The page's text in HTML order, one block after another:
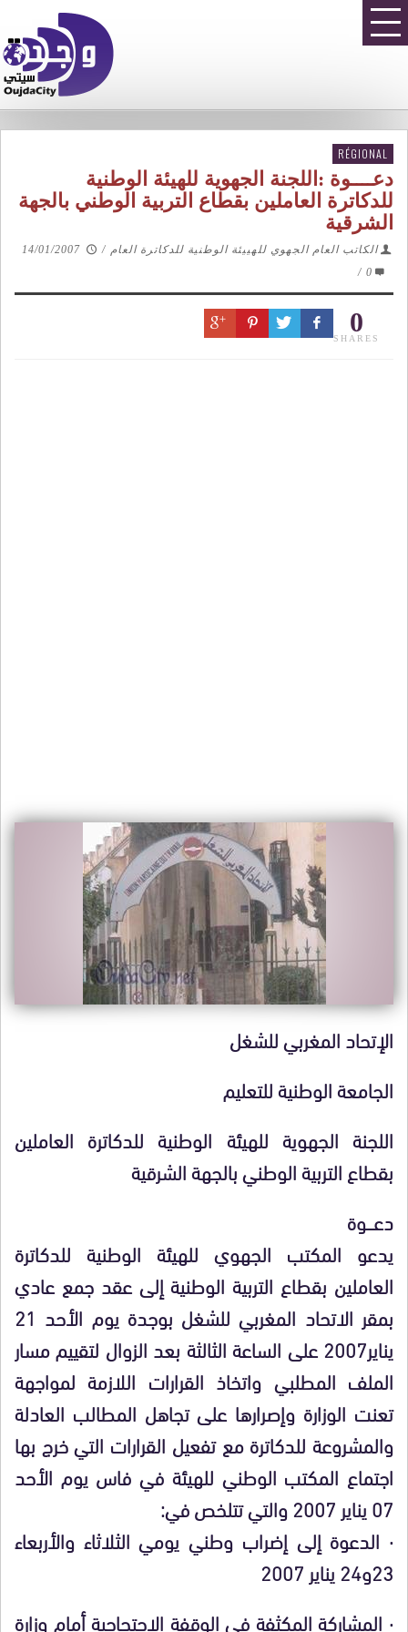
RÉGIONAL
دعــــوة :اللجنة الجهوية للهيئة الوطنية
للدكاترة العاملين بقطاع التربية الوطني بالجهة
الشرقية
الكاتب العام الجهوي للهييئة الوطنية للدكاترة العام /
14/01/2007
0
/
0
SHARES
الإتحاد المغربي للشغل
الجامعة الوطنية للتعليم
اللجنة الجهوية للهيئة الوطنية للدكاترة العاملين
بقطاع التربية الوطنيبالجهة الشرقية
دعــــوة
يدعو المكتب الجهوي للهيئة الوطنية للدكاترة
العاملين بقطاع التربية الوطنية إلى عقد جمع عادي
بمقر الاتحاد المغربي للشغل بوجدة يوم الأحد 21
يناير2007 على الساعة الثالثة بعد الزوال لتقييم مسار
الملف المطلبي واتخاذ القرارات اللازمة لمواجهة
تعنت الوزارة وإصرارها على تجاهل المطالب العادلة
والمشروعة للدكاترة مع تفعيل القرارات التي خرج بها
اجتماع المكتب الوطني للهيئة في فاس يوم الأحد
07 يناير 2007 والتي تتلخص في:
· الدعوة إلى إضراب وطني يومي الثلاثاء والأربعاء
23و24 يناير 2007
· المشاركة المكثفة في الوقفة الاحتجاجية أمام وزارة